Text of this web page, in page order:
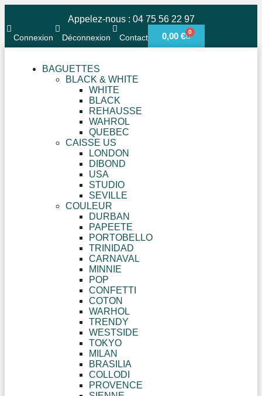
Appelez-nous : 04 75 56 22 97
Connexion Déconnexion Contact 0,00 € 0
BAGUETTES
BLACK & WHITE
WHITE
BLACK
REHAUSSE
WAHROL
QUEBEC
CAISSE US
LONDON
DIBOND
USA
STUDIO
SEVILLE
COULEUR
DURBAN
PAPEETE
PORTOBELLO
TRINIDAD
CARNAVAL
MINNIE
POP
CONFETTI
COTON
WARHOL
TRENDY
WESTSIDE
TOKYO
MILAN
BRASILIA
COLLODI
PROVENCE